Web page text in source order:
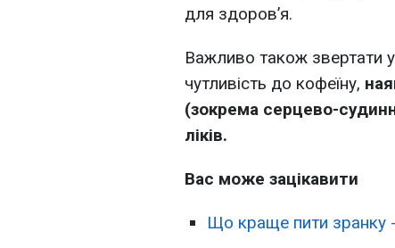
для здоров’я.
Важливо також звертати
чутливість до кофеїну,
(зокрема серцево-
ліків.
Вас може зацікавити
Що краще пити зранку